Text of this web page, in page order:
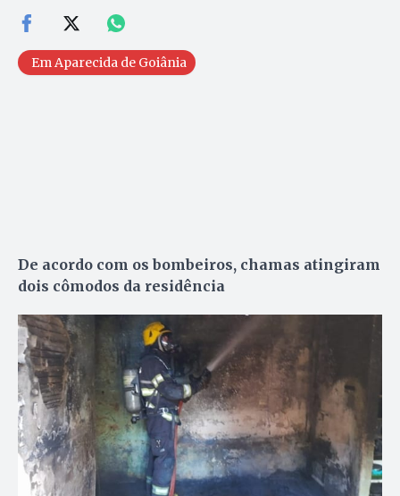
Em Aparecida de Goiânia
De acordo com os bombeiros, chamas atingiram
dois cômodos da residência